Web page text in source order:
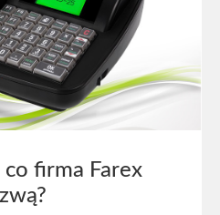
firma Farex